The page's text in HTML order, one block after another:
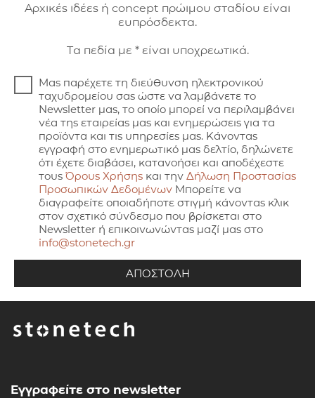
Aρxικές ιδέες ή concept πρώιμου σταδίου είναι
ευπρόσδεκτα.
Τα πεδία με * είναι υποχρεωτικά.
Μας παρέχετε τη διεύθυνση ηλεκτρονικού
ταχυδρομείου σας ώστε να λαμβάνετε το
Newsletter μας, το οποίο μπορεί να περιλαμβάνει
νέα της εταιρείας μας και ενημερώσεις για τα
προϊόντα και τις υπηρεσίες μας. Κάνοντας
εγγραφή στο ενημερωτικό μας δελτίο, δηλώνετε
ότι έχετε διαβάσει, κατανοήσει και αποδέχεστε
τους Όρους Χρήσης και την Δήλωση Προστασίας
Προσωπικών Δεδομένων Μπορείτε να
διαγραφείτε οποιαδήποτε στιγμή κάνοντας κλικ
στον σχετικό σύνδεσμο που βρίσκεται στο
Newsletter ή επικοινωνώντας μαζί μας στο
info@stonetech.gr
Εγγραφείτε στο newsletter